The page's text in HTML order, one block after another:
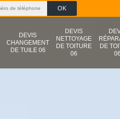
DEVIS
CHANGEMENT
DE TUILE 06
DEVIS
NETTOYAGE
DE TOITURE
06
DE